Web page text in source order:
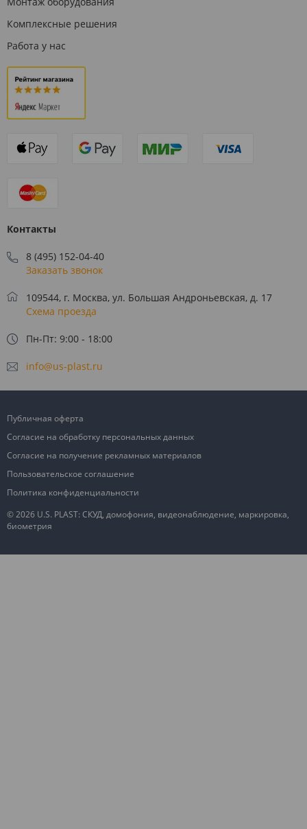
Комплексные решения
Работа у нас
Контакты
8 (495) 152-04-40
Заказать звонок
109544, г. Москва, ул. Большая Андроньевская, д. 17
Схема проезда
Пн-Пт: 9:00 - 18:00
info@us-plast.ru
© 2026 U.S. PLAST: СКУД, домофония, видеонаблюдение, маркировка,
биометрия
Публичная оферта
Согласие на обработку персональных данных
Согласие на получение рекламных материалов
Пользовательское соглашение
Политика конфиденциальности